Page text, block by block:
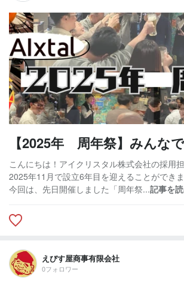
【2025年 周年祭】みんな
こんにちは！アイクリスタル株式会社の採用
2025年11月で設立6年目を迎えることができ
今回は、先日開催しました「周年祭...記事を
えびす屋商事有限会社
0フォロワー